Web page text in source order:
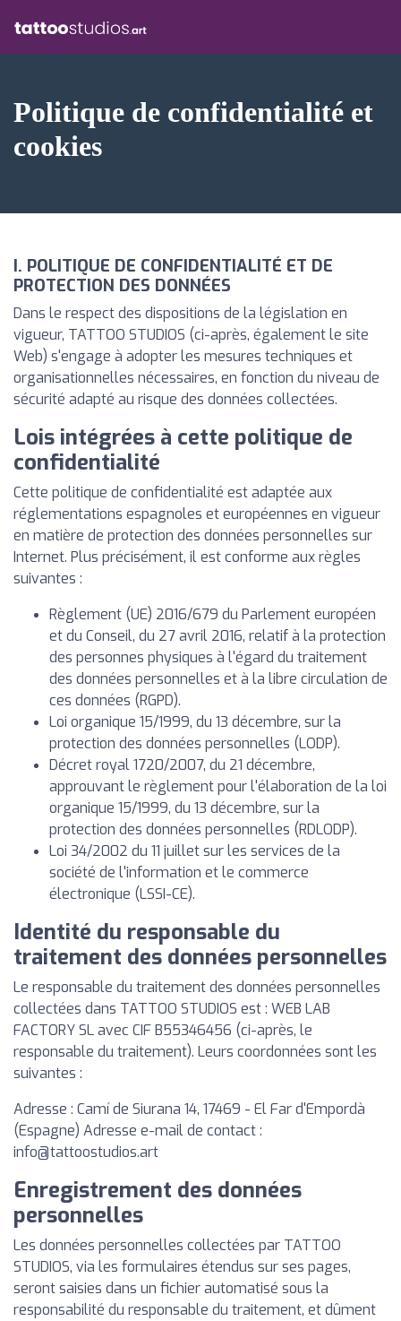
Politique de confidentialité et
cookies
I. POLITIQUE DE CONFIDENTIALITÉ ET DE
PROTECTION DES DONNÉES
Dans le respect des dispositions de la législation en
vigueur, TATTOO STUDIOS (ci-après, également le site
Web) s'engage à adopter les mesures techniques et
organisationnelles nécessaires, en fonction du niveau de
sécurité adapté au risque des données collectées.
Lois intégrées à cette politique de
confidentialité
Cette politique de confidentialité est adaptée aux
réglementations espagnoles et européennes en vigueur
en matière de protection des données personnelles sur
Internet. Plus précisément, il est conforme aux règles
suivantes :
Règlement (UE) 2016/679 du Parlement européen
et du Conseil, du 27 avril 2016, relatif à la protection
des personnes physiques à l'égard du traitement
des données personnelles et à la libre circulation de
ces données (RGPD).
Loi organique 15/1999, du 13 décembre, sur la
protection des données personnelles (LODP).
Décret royal 1720/2007, du 21 décembre,
approuvant le règlement pour l'élaboration de la loi
organique 15/1999, du 13 décembre, sur la
protection des données personnelles (RDLODP).
Loi 34/2002 du 11 juillet sur les services de la
société de l'information et le commerce
électronique (LSSI-CE).
Identité du responsable du
traitement des données personnelles
Le responsable du traitement des données personnelles
collectées dans TATTOO STUDIOS est : WEB LAB
FACTORY SL avec CIF B55346456 (ci-après, le
responsable du traitement). Leurs coordonnées sont les
suivantes :
Adresse : Camí de Siurana 14, 17469 - El Far d'Empordà
(Espagne) Adresse e-mail de contact :
info@tattoostudios.art
Enregistrement des données
personnelles
Les données personnelles collectées par TATTOO
STUDIOS, via les formulaires étendus sur ses pages,
seront saisies dans un fichier automatisé sous la
responsabilité du responsable du traitement, et dûment